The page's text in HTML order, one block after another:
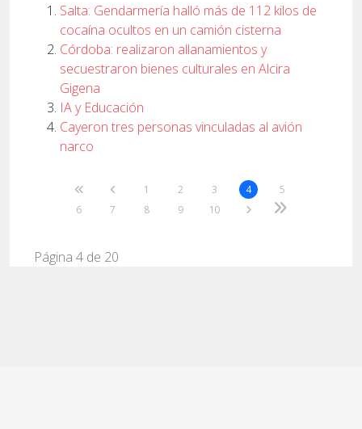
Salta: Gendarmería halló más de 112 kilos de
cocaína ocultos en un camión cisterna
Córdoba: realizaron allanamientos y
secuestraron bienes culturales en Alcira
Gigena
IA y Educación
Cayeron tres personas vinculadas al avión
narco
1 2 3 4
5
6
7 8 9 10
Página 4 de 20